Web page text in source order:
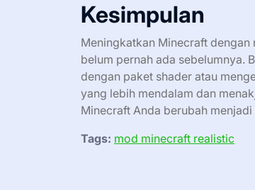
Kesimpulan
Meningkatkan Minecraft
belum pernah ada sebelumnya.
dengan paket shader atau
yang lebih mendalam dan
Minecraft Anda berubah
Tags: mod minecraft realistic